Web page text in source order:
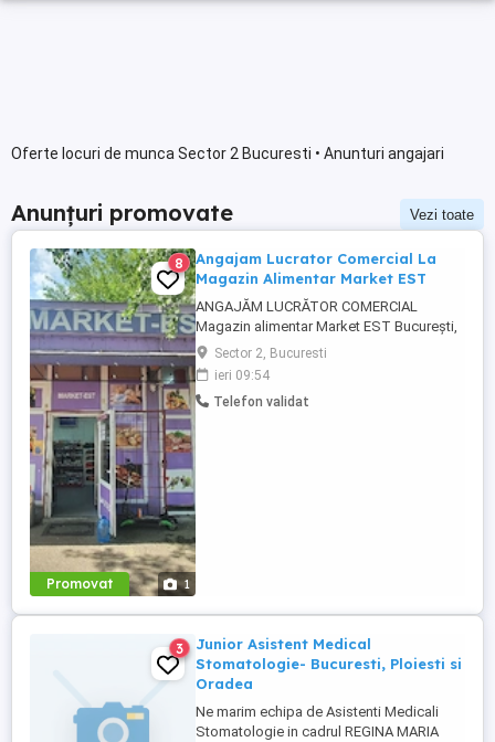
Oferte locuri de munca Sector 2 Bucuresti • Anunturi angajari
Anunțuri promovate Vezi toate
Promovat 1
8
Angajam Lucrator Comercial La
Magazin Alimentar Market EST
ANGAJĂM LUCRĂTOR COMERCIAL
Magazin alimentar Market EST București,
Sector 2, zona Gara de Est Salariu: 3.500
lei Program: 8:ore zi 1 zi liberă pe
săptămână Contract de muncă
Responsabilități: Mentinerea ordinii in
Sector 2, Bucuresti
ieri 09:54
Telefon validat
3
Junior Asistent Medical
Stomatologie- Bucuresti, Ploiesti si
Oradea
Ne marim echipa de Asistenti Medicali
Stomatologie in cadrul REGINA MARIA